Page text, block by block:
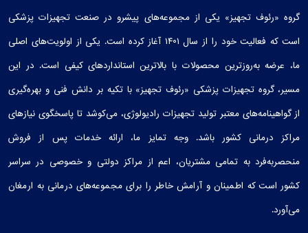
گروه «رئوف تجهیز» یکی از مجموعه‌های پیشرو در صنعت تجهیزات پزشکی
است که فعالیت خود را از سال ۱۴۰۱ آغاز کرده است. یکی از اولویت‌های اصلی
ما، عرضه به‌روزترین محصولات با بالاترین استانداردهای کیفی است. در این
مسیر، گروه تجهیزات پزشکی «رئوف تجهیز» با تکیه بر دانش فنی و بهره‌گیری
از گواهینامه‌های معتبر تولید تجهیزات رادیولوژی، می‌کوشد تا پاسخگوی نیازهای
مراکز درمانی کشور باشد. وجه تمایز ما، ارائه خدمات پس از فروش
منحصربه‌فرد به تمامی مشتریان، اعم از مراکز دولتی و خصوصی در سراسر
کشور است که اطمینان و آرامش خاطر را برای مجموعه‌های درمانی به ارمغان
می‌آورد.